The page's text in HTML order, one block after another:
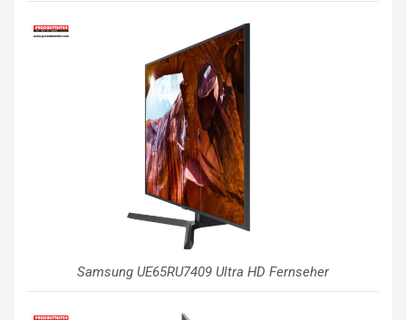
Samsung UE65RU7409 Ultra HD Fernseher